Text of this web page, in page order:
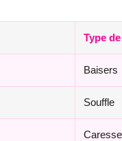
Type
Baisers
Souffle